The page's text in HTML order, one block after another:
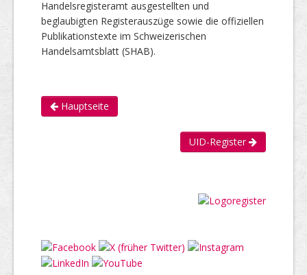
Handelsregisteramt ausgestellten und
beglaubigten Registerauszüge sowie die offiziellen
Publikationstexte im Schweizerischen
Handelsamtsblatt (SHAB).
Hauptseite
UID-Register